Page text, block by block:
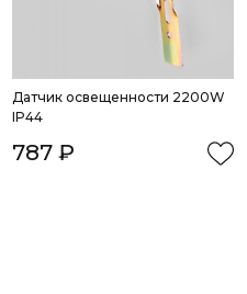
Датчик освещенности 2200W
IP44
787 ₽